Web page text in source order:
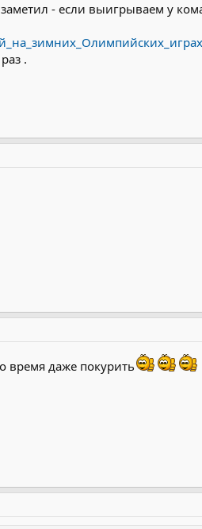
- если выигрываем у
.
время даже покурить